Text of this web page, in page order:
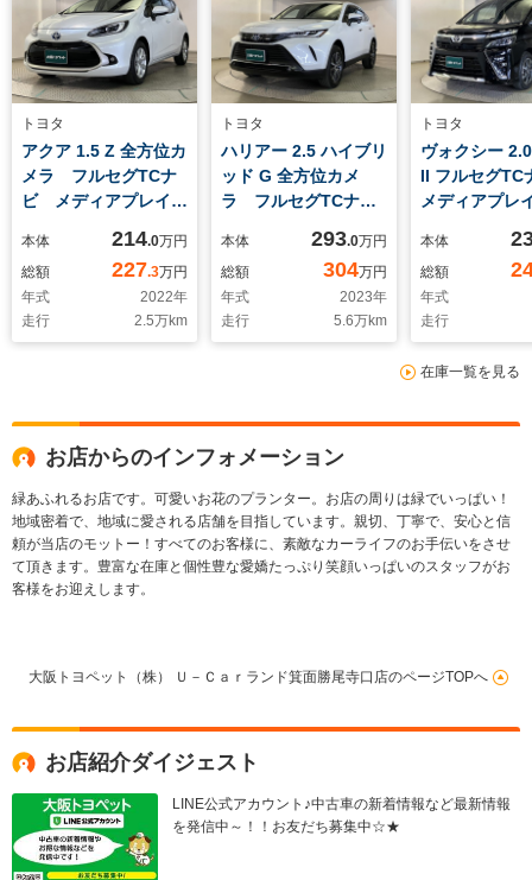
トヨタ
アクア 1.5 Z 全方位カ
メラ フルセグTCナ
ビ メディアプレイヤ
ックモニター TSS
ICS 車線逸脱警報
先進ライト BSM
本体 214.0万円
総額
227.3万円
年式
2022年
走行
2.5万km
トヨタ
ハリアー 2.5 ハイブリ
ッド G 全方位カメ
ラ フルセグTCナ
ー接続 AC100 バ
ックモニター TSS
ICS 車線逸脱警報
先進ライト BSM
本体 293.0万円
総額
304万円
年式
2023年
走行
5.6万km
トヨタ
ヴォクシー
II フルセグ
メディアプレ
CD 両側Pス
ドア バック
ー TSS
逸脱警報 先
本体
総額
年式
走行
在庫一覧を見る
お店からのインフォメーション
緑あふれるお店です。可愛いお花のプランター。お店の周りは緑でいっぱい！
地域密着で、地域に愛される店舗を目指しています。親切、丁寧で、安心と信
頼が当店のモットー！すべてのお客様に、素敵なカーライフのお手伝いをさせ
て頂きます。豊富な在庫と個性豊な愛嬌たっぷり笑顔いっぱいのスタッフがお
客様をお迎えします。
大阪トヨペット（株） Ｕ－Ｃａｒランド箕面勝尾寺口店のページTOPへ
お店紹介ダイジェスト
LINE公式アカウント♪中古車の新着情報など最新情報
を発信中～！！お友だち募集中☆★